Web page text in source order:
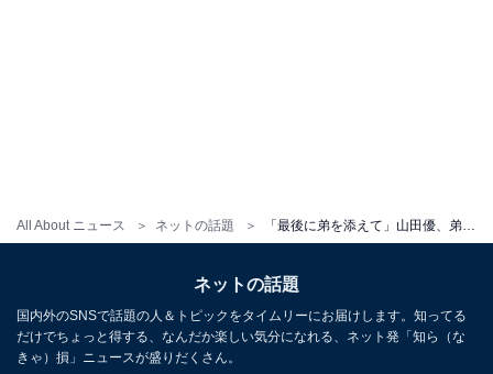
All About ニュース ネットの話題 「最後に弟を添えて」山田優、弟・親太朗との仲良しツーショット！ 「優ちゃん素敵です」と反響
ネットの話題
国内外のSNSで話題の人＆トピックをタイムリーにお届けします。知ってる
だけでちょっと得する、なんだか楽しい気分になれる、ネット発「知ら（な
きゃ）損」ニュースが盛りだくさん。